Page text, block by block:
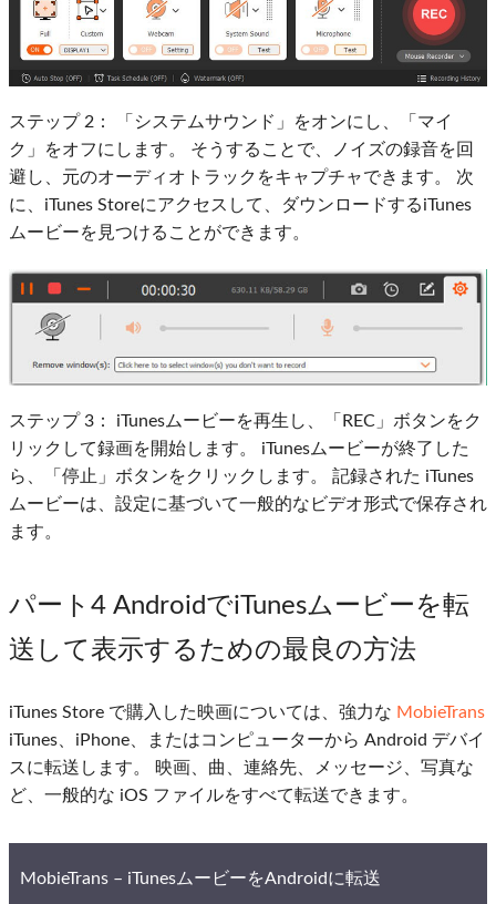
ステップ 2：
「システムサウンド」をオンにし、「マイ
ク」をオフにします。 そうすることで、ノイズの録音を回
避し、元のオーディオトラックをキャプチャできます。 次
に、iTunes Storeにアクセスして、ダウンロードするiTunes
ムービーを見つけることができます。
ステップ 3： iTunesムービーを再生し、「REC」ボタンをク
リックして録画を開始します。 iTunesムービーが終了した
ら、「停止」ボタンをクリックします。 記録された iTunes
ムービーは、設定に基づいて一般的なビデオ形式で保存され
ます。
パート4 AndroidでiTunesムービーを転
送して表示するための最良の方法
iTunes Store で購入した映画については、強力な MobieTrans
iTunes、iPhone、またはコンピューターから Android デバイ
スに転送します。 映画、曲、連絡先、メッセージ、写真な
ど、一般的な iOS ファイルをすべて転送できます。
MobieTrans – iTunesムービーをAndroidに転送